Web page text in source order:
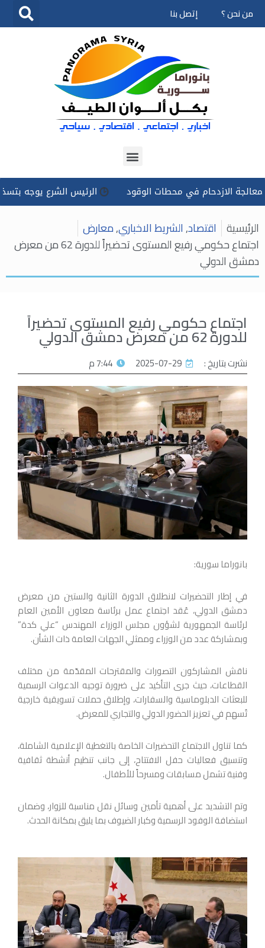
تخطى
من نحن ؟ إتصل بنا
في محطات الوقود الرئيس الشرع يوجه بتسخير كل
الرئيسية اقتصاد,الشريط الاخباري,معارض
اجتماع حكومي رفيع المستوى تحضيراً للدورة 62 من معرض
دمشق الدولي
اجتماع حكومي رفيع المستوى تحضيراً
للدورة 62 من معرض دمشق الدولي
نشرت بتاريخ : 2025-07-29 7:44 م
بانوراما سورية:
في إطار التحضيرات لانطلاق الدورة الثانية والستين من معرض
دمشق الدولي، عُقد اجتماع عمل برئاسة معاون الأمين العام
لرئاسة الجمهورية لشؤون مجلس الوزراء المهندس “علي كدة”
وبمشاركة عدد من الوزراء وممثلي الجهات العامة ذات الشأن.
ناقش المشاركون التصورات والمقترحات المقدّمة من مختلف
القطاعات، حيث جرى التأكيد على ضرورة توجيه الدعوات الرسمية
للبعثات الدبلوماسية والسفارات، وإطلاق حملات تسويقية خارجية
تُسهم في تعزيز الحضور الدولي والتجاري للمعرض.
كما تناول الاجتماع التحضيرات الخاصة بالتغطية الإعلامية الشاملة،
وتنسيق فعاليات حفل الافتتاح، إلى جانب تنظيم أنشطة ثقافية
وفنية تشمل مسابقات ومسرحاً للأطفال.
وتم التشديد على أهمية تأمين وسائل نقل مناسبة للزوار، وضمان
استضافة الوفود الرسمية وكبار الضيوف بما يليق بمكانة الحدث.